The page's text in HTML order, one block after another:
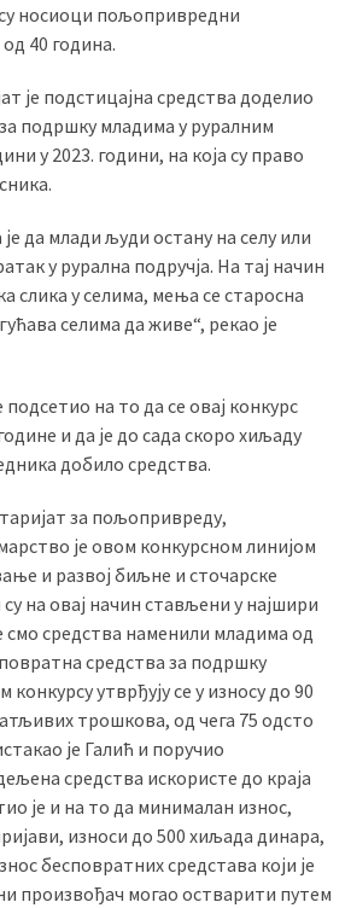
носиоци пољопривредни
40 година.
је подстицајна средства доделио
подршку младима у руралним
у 2023. години, на која су право
да млади људи остану на селу или
у рурална подручја. На тај начин
слика у селима, мења се старосна
селима да живе“, рекао је
подсетио на то да се овај конкурс
и да је до сада скоро хиљаду
добило средства.
за пољопривреду,
је овом конкурсном линијом
и развој биљне и сточарске
на овај начин стављени у најшири
смо средства наменили младима од
средства за подршку
утврђују се у износу до 90
трошкова, од чега 75 одсто
је Галић и поручио
средства искористе до краја
је и на то да минималан износ,
износи до 500 хиљада динара,
бесповратних средстава који је
произвођач могао остварити путем